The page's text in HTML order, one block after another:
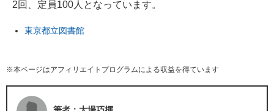
2回、定員100人となっています。
東京都立図書館
※本ページはアフィリエイトプログラムによる収益を得ています